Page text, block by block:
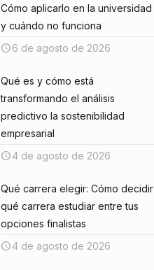
Cómo aplicarlo en la universidad
y cuándo no funciona
6 de agosto de 2026
Qué es y cómo está
transformando el análisis
predictivo la sostenibilidad
empresarial
4 de agosto de 2026
Qué carrera elegir: Cómo decidir
qué carrera estudiar entre tus
opciones finalistas
4 de agosto de 2026